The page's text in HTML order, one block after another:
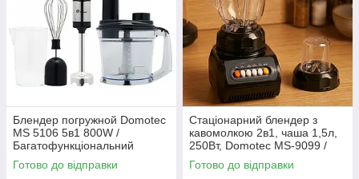
Блендер погружной Domotec
MS 5106 5в1 800W /
Багатофункціональний
подрібнювач / Міні комбайн
Готово до відправки
Стаціонарний блендер з
кавомолкою 2в1, чаша 1,5л,
250Вт, Domotec MS-9099 /
Кухонний подрібнювач
блендер / Блендер для смузі
Готово до відправки